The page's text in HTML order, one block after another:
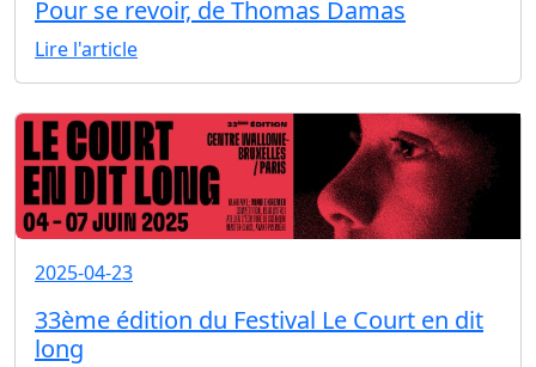
Pour se revoir, de Thomas Damas
Lire l'article
2025-04-23
33ème édition du Festival Le Court en dit
long